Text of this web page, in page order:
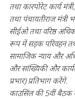
तथा कारपोरेट कार्य
तथा पंचायतीराज
सीईओ तथा वरिष्ठ
रूप में सड़क परिवहन
सामाजिक न्याय और
और सांख्यिकी और
प्रभार) प्रतिभाग करेंगे.
काउसिंल की 5वीं बैठक में